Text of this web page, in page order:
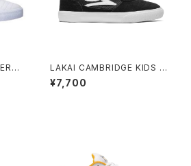
LAKAI CAMBRIDGE KIDS BL
ACK/WHITE SUEDE
¥7,700